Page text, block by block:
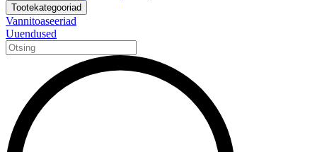
Tootekategooriad
Vannitoaseeriad
Uuendused